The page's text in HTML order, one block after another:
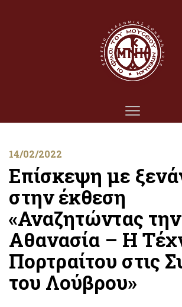
14/02/2022
Επίσκεψη με
στην έκθεση
«Αναζητώντας την
Αθανασία – Η
Πορτραίτου στις
του Λούβρου»